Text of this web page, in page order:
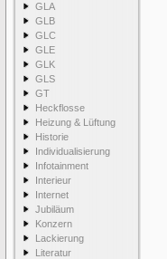
GLA
GLB
GLC
GLE
GLK
GLS
GT
Heckflosse
Heizung & Lüftung
Historie
Individualisierung
Infotainment
Interieur
Internet
Jubiläum
Konzern
Lackierung
Literatur